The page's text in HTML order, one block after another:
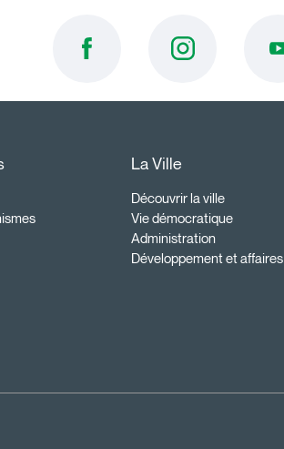
La Ville
Découvrir la ville
Vie démocratique
Administration
Développement et affaires